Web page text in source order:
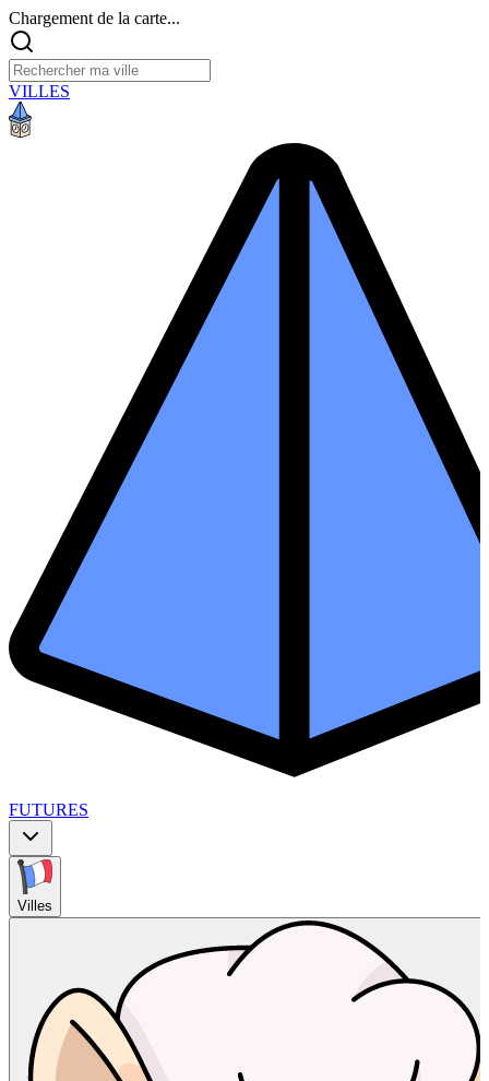
Chargement de la carte...
VILLES
FUTURES
Villes